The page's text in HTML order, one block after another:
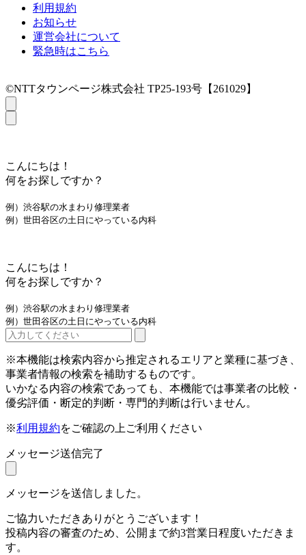
利用規約
お知らせ
運営会社について
緊急時はこちら
©NTTタウンページ株式会社 TP25-193号【261029】
こんにちは！
何をお探しですか？
例）渋谷駅の水まわり修理業者
例）世田谷区の土日にやっている内科
こんにちは！
何をお探しですか？
例）渋谷駅の水まわり修理業者
例）世田谷区の土日にやっている内科
※本機能は検索内容から推定されるエリアと業種に基づき、
事業者情報の検索を補助するものです。
いかなる内容の検索であっても、本機能では事業者の比較・
優劣評価・断定的判断・専門的判断は行いません。
※利用規約をご確認の上ご利用ください
メッセージ送信完了
メッセージを送信しました。
ご協力いただきありがとうございます！
投稿内容の審査のため、公開まで約3営業日程度いただきま
す。